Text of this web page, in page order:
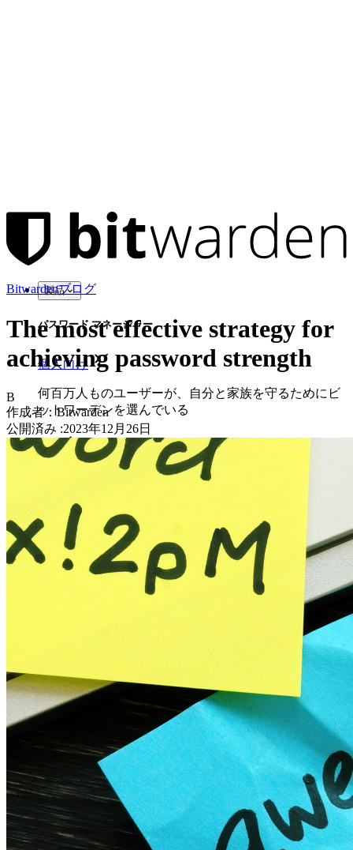
製品
パスワード マネージャー
個人向け
何百万人ものユーザーが、自分と家族を守るためにビ
ットワーデンを選んでいる
家族
確保するためにビットワルデンを選んでいます。
エンタープライズ
開発、DevOps、ITチームのためのエンドツーエンド暗
号化シークレットマネージャー。
Passwordless.dev とパスキー
わずか数行のコードでパスキーの機能などをアンロッ
開発者ドキュメンテーション
詳しく見る
Bitwardenブログ
The most effective strategy for
achieving password strength
B
作成者：Bitwarden
公開済み :2023年12月26日